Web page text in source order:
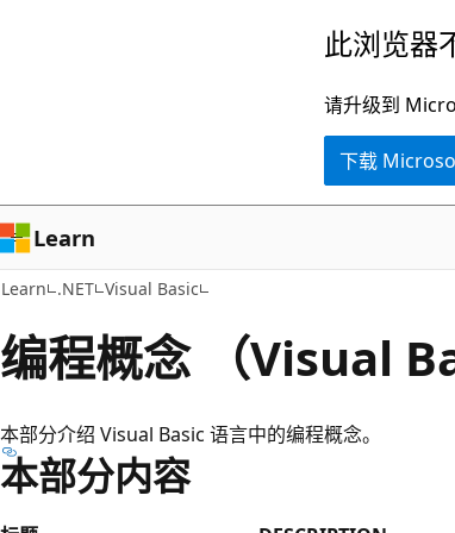
容
此浏览器
请升级到
下载
Learn
Learn .NET Visual Basic
编程概念 （Visual
本部分介绍 Visual Basic 语言中的编程概念。
本部分内容